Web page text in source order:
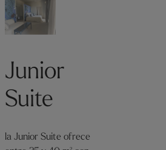
Junior
Suite
la Junior Suite ofrece